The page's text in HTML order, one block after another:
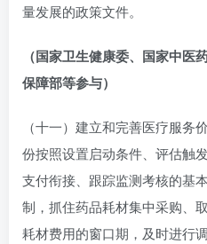
量发展的政策文件。
（国家卫生健康委、国家中医
保障部等参与）
（十一）建立和完善医疗服务
份按照设置启动条件、评估触
支付衔接、跟踪监测考核的基
制，抓住药品耗材集中采购、
耗材费用的窗口期，及时进行